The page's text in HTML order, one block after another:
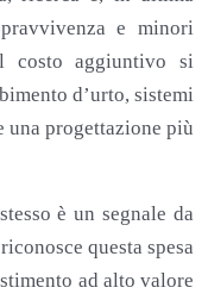
e minori
costo aggiuntivo si
d’urto, sistemi
progettazione più
è un segnale da
questa spesa
ad alto valore